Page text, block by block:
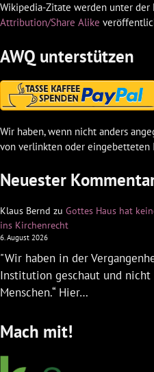
Wikipedia-Zitate werden unter der
Attribution/Share Alike
AWQ unterstützen
Wir haben, wenn nicht anders
von verlinkten oder eingebetteten
Neuester
Klaus Bernd zu Gottes Haus hat
ins Kirchenrecht
6. August 2026
"Wir haben in der
Institution geschaut und
Menschen.“ Hier…
Mach mit!